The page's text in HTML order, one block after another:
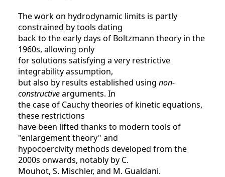
The work on hydrodynamic limits is partly
constrained by tools dating
back to the early days of Boltzmann theory in the
1960s, allowing only
for solutions satisfying a very restrictive
integrability assumption,
but also by results established using non-
constructivearguments. In
the case of Cauchy theories of kinetic equations,
these restrictions
have been lifted thanks to modern tools of
"enlargement theory" and
hypocoercivity methods developed from the
2000s onwards, notably by C.
Mouhot, S. Mischler, and M. Gualdani.